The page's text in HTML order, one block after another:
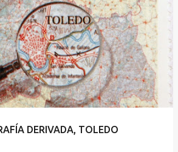
DERIVADA, TOLEDO